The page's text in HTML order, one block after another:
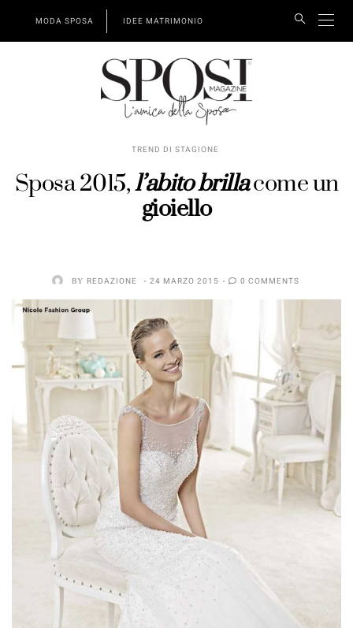
MODA SPOSA IDEE MATRIMONIO
TREND DI STAGIONE
Sposa 2015,l’abito brillacome un
gioiello
BY REDAZIONE 24 MARZO 2015 0 COMMENTS